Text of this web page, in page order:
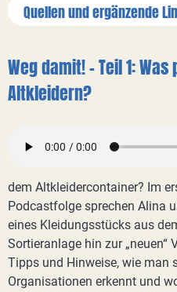
Quellen und ergänzende
Weg damit! – Teil 1:
Altkleidern?
dem Altkleidercontainer? Im
Podcastfolge sprechen Alina
eines Kleidungsstücks aus
Sortieranlage hin zur „neuen“
Tipps und Hinweise, wie man
Organisationen erkennt und